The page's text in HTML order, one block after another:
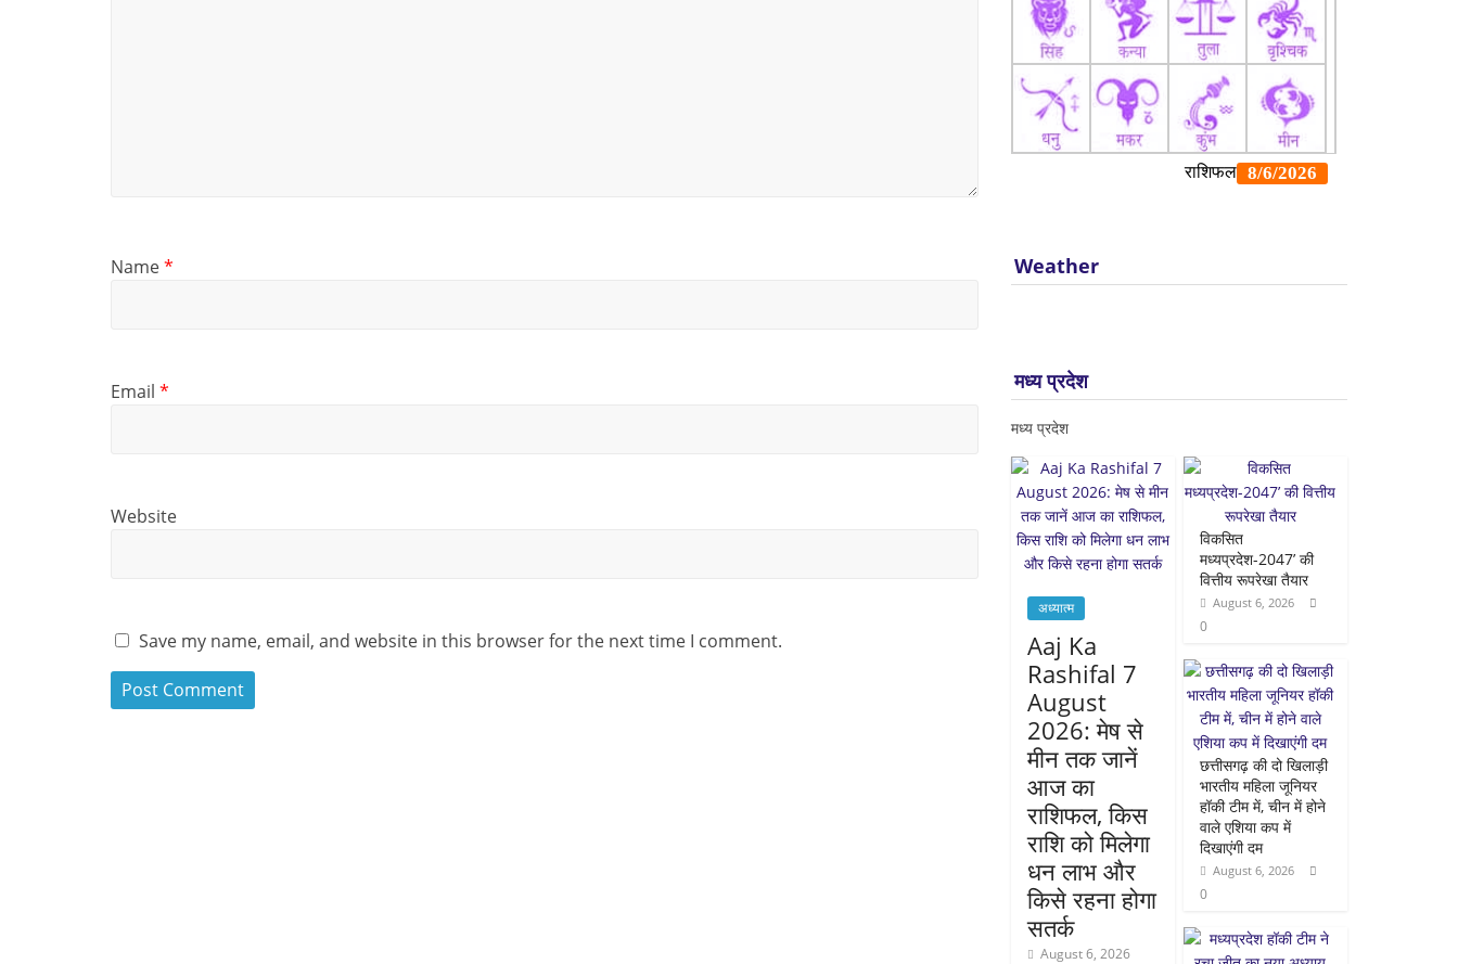
Name*
Email *
Website
Save my name, email, and website in this browser for the next time I comment.
Weather
मध्य प्रदेश
मध्य प्रदेश
अध्यात्म
Aaj Ka
Rashifal 7
August
2026: मेष से
मीन तक जानें
आज का
राशिफल, किस
राशि को मिलेगा
धन लाभ और
किसे रहना होगा
सतर्क
August 6, 2026
विकसित
मध्यप्रदेश-2047’ की
वित्तीय रूपरेखा तैयार
August 6, 2026
0
छत्तीसगढ़ की दो खिलाड़ी
भारतीय महिला जूनियर
हॉकी टीम में, चीन में होने
वाले एशिया कप में
दिखाएंगी दम
August 6, 2026
0